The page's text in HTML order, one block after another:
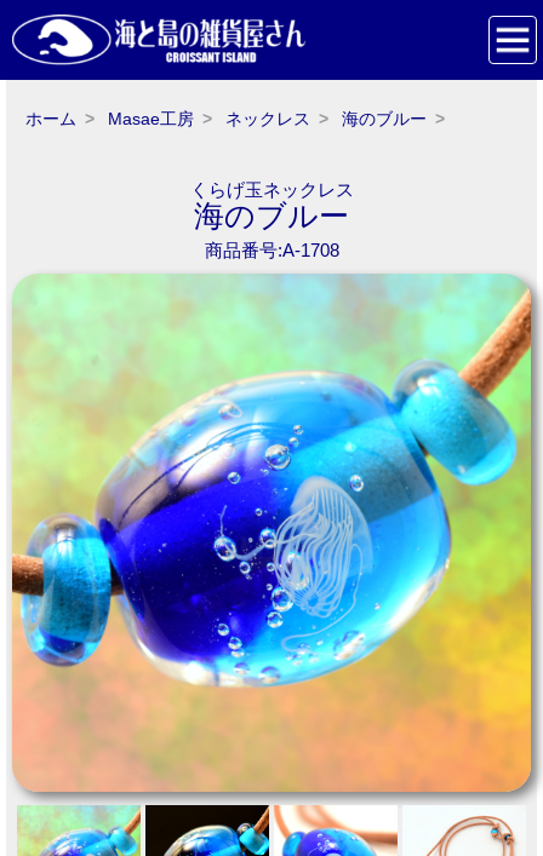
ホーム Masae工房 ネックレス 海のブルー
くらげ玉ネックレス
海のブルー
商品番号:A-1708